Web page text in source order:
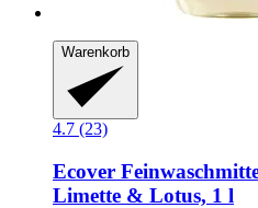
Warenkorb
4.7 (23)
Ecover
Limette & Lotus, 1 l